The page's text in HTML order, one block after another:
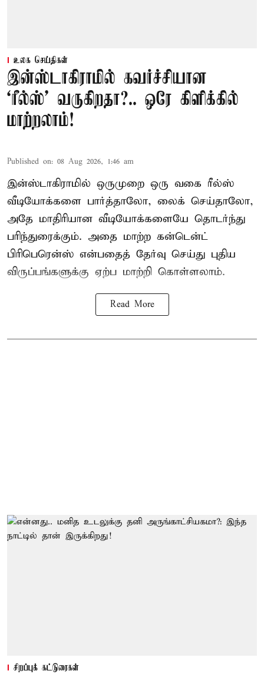
உலக செய்திகள்
இன்ஸ்டாகிராமில் கவர்ச்சியான
‘ரீல்ஸ்’ வருகிறதா?.. ஒரே கிளிக்கில்
மாற்றலாம்!
Published on: 08 Aug 2026, 1:46 am
இன்ஸ்டாகிராமில் ஒருமுறை ஒரு வகை ரீல்ஸ்
வீடியோக்களை பார்த்தாலோ, லைக் செய்தாலோ,
அதே மாதிரியான வீடியோக்களையே தொடர்ந்து
பரிந்துரைக்கும். அதை மாற்ற கன்டென்ட்
பிரிபெரென்ஸ் என்பதைத் தேர்வு செய்து புதிய
விருப்பங்களுக்கு ஏற்ப மாற்றி கொள்ளலாம்.
Read More
சிறப்புக் கட்டுரைகள்